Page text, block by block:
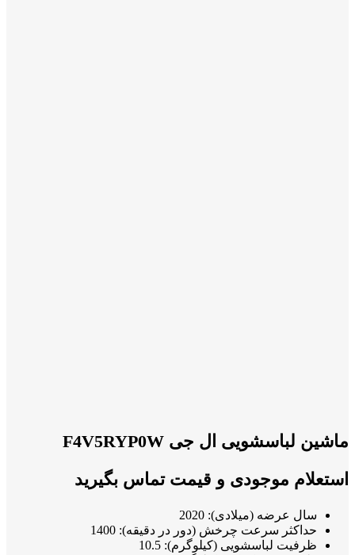
ماشین لباسشویی ال جی F4V5RYP0W
استعلام موجودی و قیمت تماس بگیرید
سال عرضه (میلادی): 2020
حداکثر سرعت چرخش (دور در دقیقه): 1400
ظرفیت لباسشویی (کیلوگرم): 10.5